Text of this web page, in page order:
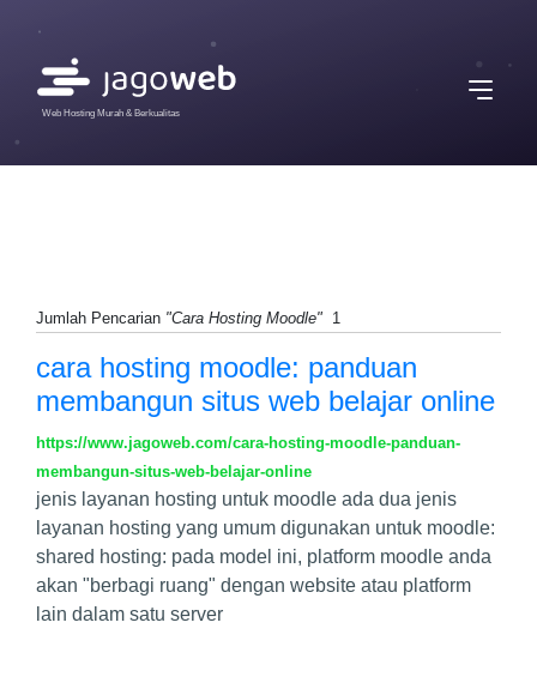
Web Hosting Murah & Berkualitas
Jumlah Pencarian "Cara Hosting Moodle" 1
cara hosting moodle: panduan
membangun situs web belajar online
https://www.jagoweb.com/cara-hosting-moodle-panduan-
membangun-situs-web-belajar-online
jenis layanan hosting untuk moodle ada dua jenis
layanan hosting yang umum digunakan untuk moodle:
shared hosting: pada model ini, platform moodle anda
akan "berbagi ruang" dengan website atau platform
lain dalam satu server